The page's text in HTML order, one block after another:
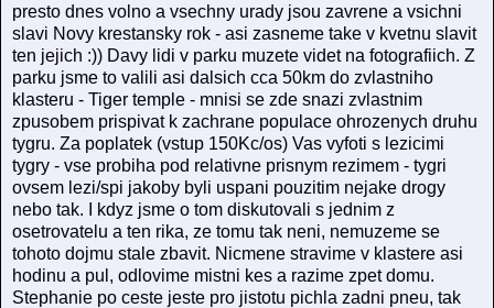
presto dnes volno a vsechny urady jsou zavrene a vsichni
slavi Novy krestansky rok - asi zasneme take v kvetnu slavit
ten jejich :)) Davy lidi v parku muzete videt na fotografiich. Z
parku jsme to valili asi dalsich cca 50km do zvlastniho
klasteru - Tiger temple - mnisi se zde snazi zvlastnim
zpusobem prispivat k zachrane populace ohrozenych druhu
tygru. Za poplatek (vstup 150Kc/os) Vas vyfoti s lezicimi
tygry - vse probiha pod relativne prisnym rezimem - tygri
ovsem lezi/spi jakoby byli uspani pouzitim nejake drogy
nebo tak. I kdyz jsme o tom diskutovali s jednim z
osetrovatelu a ten rika, ze tomu tak neni, nemuzeme se
tohoto dojmu stale zbavit. Nicmene stravime v klastere asi
hodinu a pul, odlovime mistni kes a razime zpet domu.
Stephanie po ceste jeste pro jistotu pichla zadni pneu, tak